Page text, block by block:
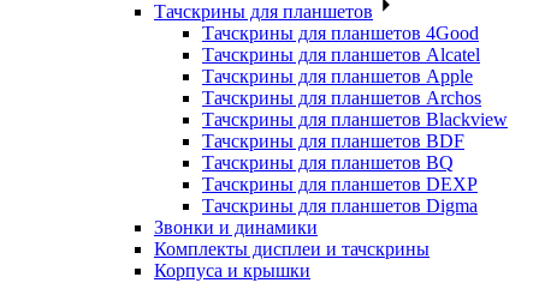
Тачскрины для планшетов
Тачскрины для планшетов 4Good
Тачскрины для планшетов Alcatel
Тачскрины для планшетов Apple
Тачскрины для планшетов Archos
Тачскрины для планшетов Blackview
Тачскрины для планшетов BDF
Тачскрины для планшетов BQ
Тачскрины для планшетов DEXP
Тачскрины для планшетов Digma
Звонки и динамики
Комплекты дисплеи и тачскрины
Корпуса и крышки